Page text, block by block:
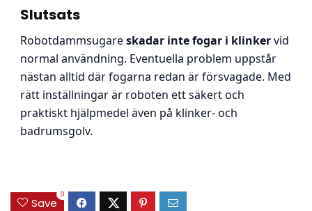
Slutsats
Robotdammsugareskadar inte fogar i klinkervid
normal användning. Eventuella problem uppstår
nästan alltid där fogarna redan är försvagade. Med
rätt inställningar är roboten ett säkert och
praktiskt hjälpmedel även på klinker- och
badrumsgolv.
Save
0